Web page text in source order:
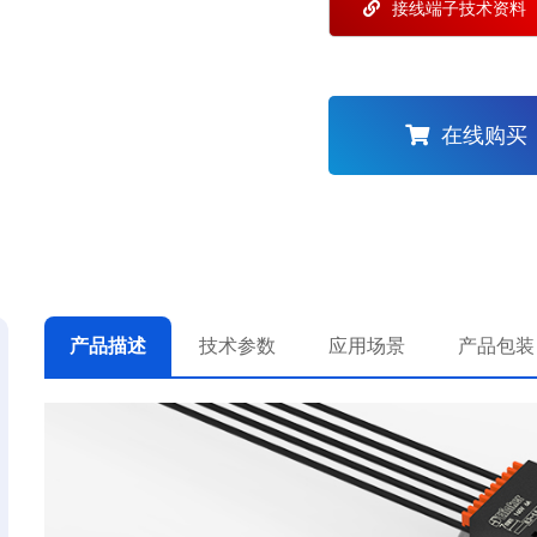
接线端子技术资料
在线购买
产品描述 技术参数 应用场景 产品包装